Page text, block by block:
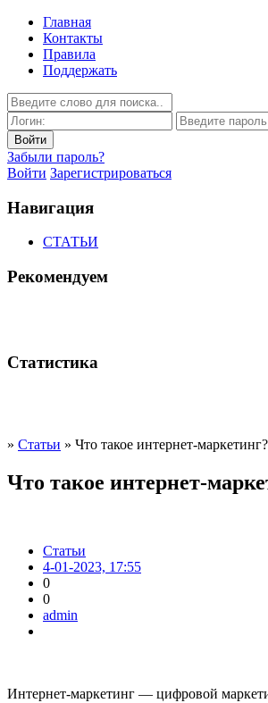
Главная
Контакты
Правила
Поддержать
Забыли пароль?
Войти Зарегистрироваться
Навигация
СТАТЬИ
Рекомендуем
Статистика
» Статьи » Что такое интернет-маркетинг?
Что такое интернет-
Статьи
4-01-2023, 17:55
0
0
admin
Интернет-маркетинг — цифровой